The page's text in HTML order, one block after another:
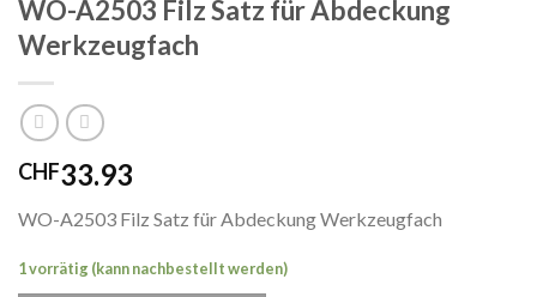
WO-A2503 Filz Satz für Abdeckung
Werkzeugfach
CHF33.93
WO-A2503 Filz Satz für Abdeckung Werkzeugfach
1 vorrätig (kann nachbestellt werden)